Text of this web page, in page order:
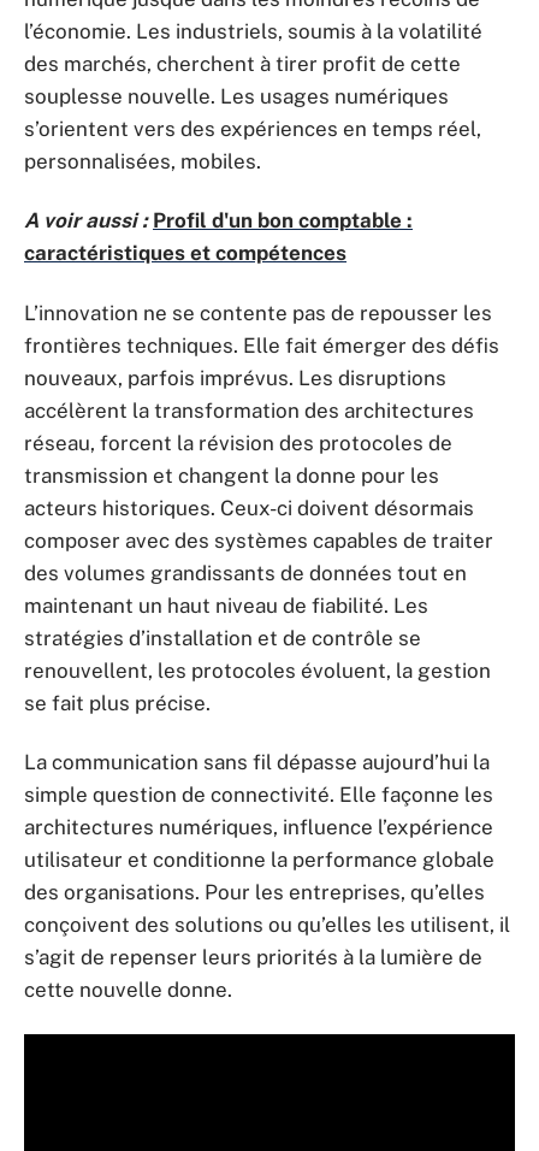
l’économie. Les industriels, soumis à la volatilité
des marchés, cherchent à tirer profit de cette
souplesse nouvelle. Les usages numériques
s’orientent vers des expériences en temps réel,
personnalisées, mobiles.
A voir aussi : Profil d'un bon comptable :
caractéristiques et compétences
L’innovation ne se contente pas de repousser les
frontières techniques. Elle fait émerger des défis
nouveaux, parfois imprévus. Les disruptions
accélèrent la transformation des architectures
réseau, forcent la révision des protocoles de
transmission et changent la donne pour les
acteurs historiques. Ceux-ci doivent désormais
composer avec des systèmes capables de traiter
des volumes grandissants de données tout en
maintenant un haut niveau de fiabilité. Les
stratégies d’installation et de contrôle se
renouvellent, les protocoles évoluent, la gestion
se fait plus précise.
La communication sans fil dépasse aujourd’hui la
simple question de connectivité. Elle façonne les
architectures numériques, influence l’expérience
utilisateur et conditionne la performance globale
des organisations. Pour les entreprises, qu’elles
conçoivent des solutions ou qu’elles les utilisent, il
s’agit de repenser leurs priorités à la lumière de
cette nouvelle donne.